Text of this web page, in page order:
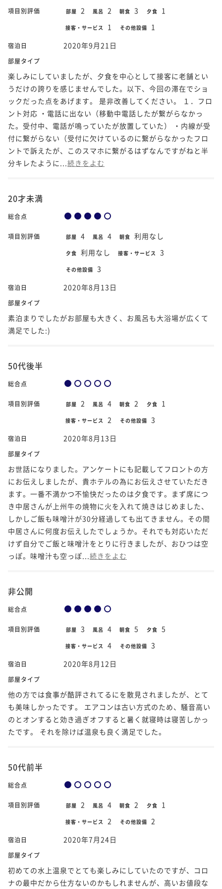
項目別評価 部屋 2 風呂 2 朝食 3 夕食 1
接客・サービス 1 その他設備 1
宿泊日 2020年9月21日
部屋タイプ
楽しみにしていましたが、夕食を中心として接客に老舗とい
うだけの誇りを感じませんでした。以下、今回の滞在でショ
ックだった点をあげます。 是非改善してください。 １．フロ
ント対応 ・電話に出ない（移動中電話したが繋がらなかっ
た。受付中、電話が鳴っていたが放置していた） ・内線が受
付に繋がらない（受付に欠けているのに繋がらなかったフロ
ントで訴えたが、このスマホに繋がるはずなんですがねと半
分キレたように... 続きをよむ
20才未満
総合点
項目別評価 部屋 4 風呂 4 朝食 利用なし
夕食 利用なし 接客・サービス 3
その他設備 3
宿泊日 2020年8月13日
部屋タイプ
素泊まりでしたがお部屋も大きく、お風呂も大浴場が広くて
満足でした:)
50代後半
総合点
項目別評価 部屋 2 風呂 4 朝食 2 夕食 1
接客・サービス 2 その他設備 3
宿泊日 2020年8月13日
部屋タイプ
お世話になりました。アンケートにも記載してフロントの方
にお伝えしましたが、貴ホテルの為にお伝えさせていただき
ます。一番不満かつ不愉快だったのは夕食です。まず席につ
き中居さんが上州牛の焼物に火を入れて焼きはじめました、
しかしご飯も味噌汁が30分経過しても出てきません。その間
中居さんに何度お伝えしたでしょうか。それでも対応いただ
けず自分でご飯と味噌汁をとりに行きましたが、おひつは空
っぽ。味噌汁も空っぽ... 続きをよむ
非公開
総合点
項目別評価 部屋 3 風呂 4 朝食 5 夕食 5
接客・サービス 4 その他設備 3
宿泊日 2020年8月12日
部屋タイプ
他の方では食事が酷評されてるにを散見されましたが、とて
も美味しかったです。 エアコンは古い方式のため、騒音高い
のとオンすると効き過ぎオフすると暑く就寝時は寝苦しかっ
たです。 それを除けば温泉も良く満足でした。
50代前半
総合点
項目別評価 部屋 2 風呂 4 朝食 2 夕食 1
接客・サービス 2 その他設備 2
宿泊日 2020年7月24日
部屋タイプ
初めての水上温泉でとても楽しみにしていたのですが、コロ
ナの最中だから仕方ないのかもしれませんが、高いお値段な